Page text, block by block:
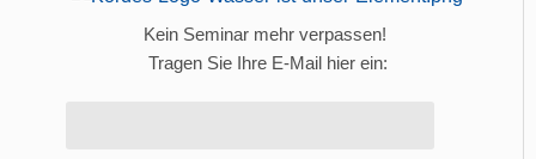
Kein Seminar mehr verpassen!
Tragen Sie Ihre E-Mail hier ein: